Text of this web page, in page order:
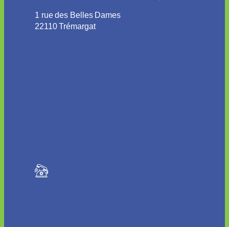
1 rue des Belles Dames
22110 Trémargat